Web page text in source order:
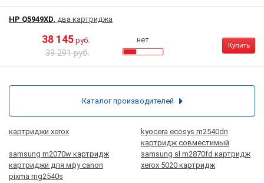
HP Q5949XD, два картриджа
38 145 руб.
39 291 руб.
нет
Купить
картриджи xerox
kyocera ecosys m2540dn
картридж совместимый
samsung m2070w картридж
samsung sl m2870fd картридж
картриджи для мфу canon
pixma mg2540s
xerox 5020 картридж